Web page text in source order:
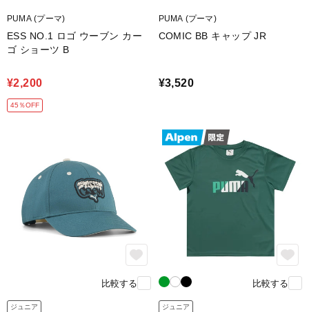
PUMA (プーマ)
ESS NO.1 ロゴ ウーブン カー
ゴ ショーツ B
¥2,200
45％OFF
PUMA (プーマ)
COMIC BB キャップ JR
¥3,520
比較する
ジュニア
比較する
ジュニア